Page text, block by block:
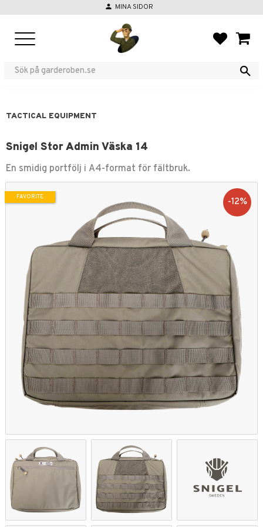
person MINA SIDOR
TACTICAL EQUIPMENT
Snigel Stor Admin Väska 14
En smidig portfölj i A4-format för fältbruk.
12%
FAVORITE